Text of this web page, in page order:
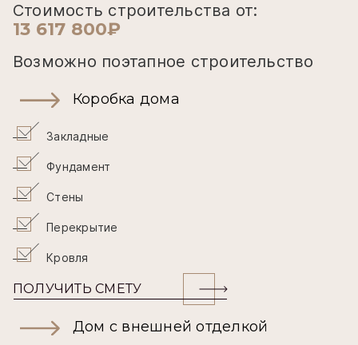
Стоимость строительства от:
13 617 800₽
Возможно поэтапное строительство
Коробка дома
Закладные
Фундамент
Стены
Перекрытие
Кровля
ПОЛУЧИТЬ СМЕТУ
Дом с внешней отделкой